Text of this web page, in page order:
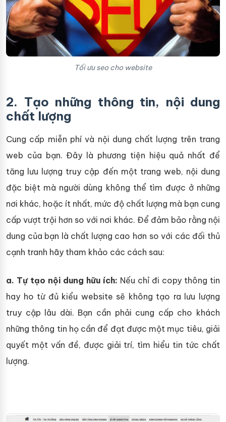
Tối ưu seo cho website
2. Tạo những thông tin, nội dung
chất lượng
Cung cấp miễn phí và nội dung chất lượng trên trang
web của bạn. Đây là phương tiện hiệu quả nhất để
tăng lưu lượng truy cập đến một trang web, nội dung
đặc biệt mà người dùng không thể tìm được ở những
nơi khác, hoặc ít nhất, mức độ chất lượng mà bạn cung
cấp vượt trội hơn so với nơi khác. Để đảm bảo rằng nội
dung của bạn là chất lượng cao hơn so với các đối thủ
cạnh tranh hãy tham khảo các cách sau:
a. Tự tạo nội dung hữu ích: Nếu chỉ đi copy thông tin
hay ho từ đủ kiểu website sẽ không tạo ra lưu lượng
truy cập lâu dài. Bạn cần phải cung cấp cho khách
những thông tin họ cần để đạt được một mục tiêu, giải
quyết một vấn đề, ​​được giải trí, tìm hiểu tin tức chất
lượng.